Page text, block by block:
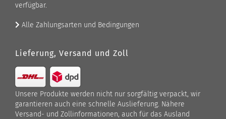
verfügbar.
Alle Zahlungsarten und Bedingungen
Lieferung, Versand und Zoll
Unsere Produkte werden nicht nur sorgfältig verpackt, wir
garantieren auch eine schnelle Auslieferung. Nähere
Versand- und Zollinformationen, auch für das Ausland